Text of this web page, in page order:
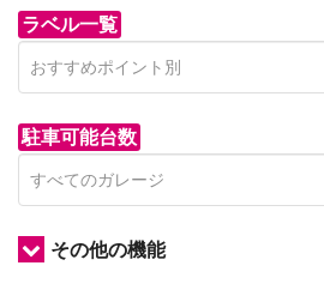
ラベル一覧
駐車可能台数
その他の機能